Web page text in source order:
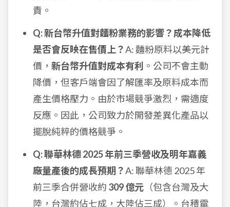
責。
Q: 新台幣升值對麵粉業務的影響？成本降低
是否會反映在售價上？A: 麵粉原料以美元計
價， 新台幣升值對成本有利 。公司不會主動
降價，但客戶端會因了解匯率及原料成本而
產生價格壓力。由於市場競爭激烈，需適度
反應。因此，公司致力於開發差異化產品以
擺脫純粹的價格競爭。
Q: 聯華林德 2025 年前三季營收及明年嘉義
廠量產後的成長預期？A: 聯華林德 2025 年
前三季合併營收約 309 億元 （包含台灣及大
陸，台灣約佔七成，大陸佔三成）。台積電